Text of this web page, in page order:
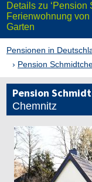
Details zu ‘Pension
Ferienwohnung
Garten
Pensionen in
Pension
Pension
Chemnitz